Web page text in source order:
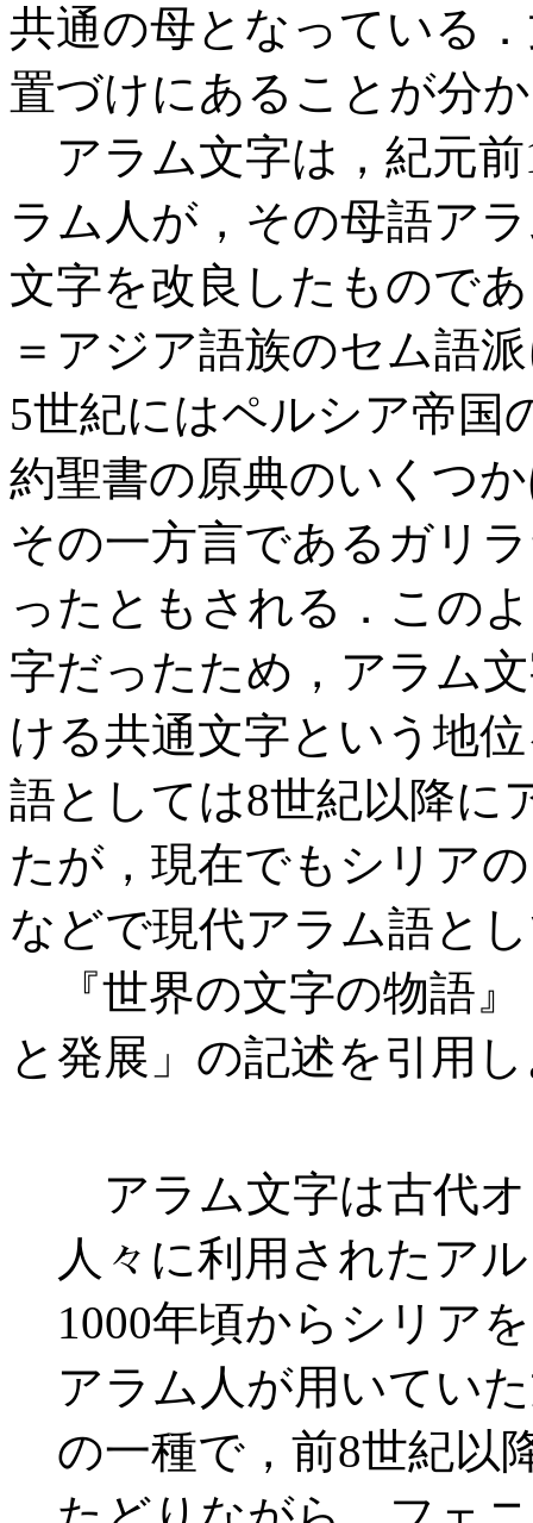
共通の母となっている
置づけにあることが分
アラム文字は，紀元前
ラム人が，その母語ア
文字を改良したもので
＝アジア語族のセム語
5世紀にはペルシア帝国
約聖書の原典のいくつ
その一方言であるガリ
ったともされる．この
字だったため，アラム
ける共通文字という地
語としては8世紀以降に
たが，現在でもシリア
などで現代アラム語と
『世界の文字の物語』
と発展」の記述を引用
アラム文字は古代
人々に利用されたア
1000年頃からシリア
アラム人が用いてい
の一種で，前8世紀以